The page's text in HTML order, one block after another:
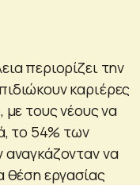
περιορίζει την
καριέρες
με τους νέους να
το 54% των
να
θέση εργασίας